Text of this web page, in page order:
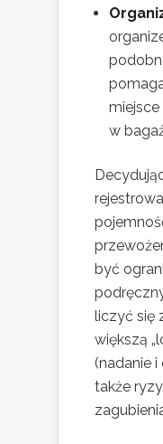
w
być
liczyć się
większą
(nadanie i
także